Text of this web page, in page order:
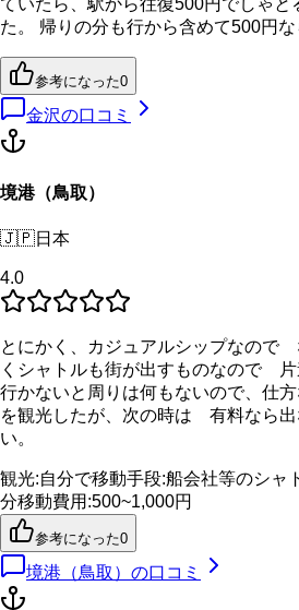
ていたら、駅から往復500円でしゃと
た。 帰りの分も行から含めて500円な
参考になった0
金沢の口コミ
境港（鳥取）
🇯🇵日本
4.0
とにかく、カジュアルシップなので
くシャトルも街が出すものなので
行かないと周りは何もないので、仕
を観光したが、次の時は 有料なら
い。
観光:自分で移動手段:船会社等のシャ
分移動費用 :500~1,000円
参考になった0
境港（鳥取） の口コミ